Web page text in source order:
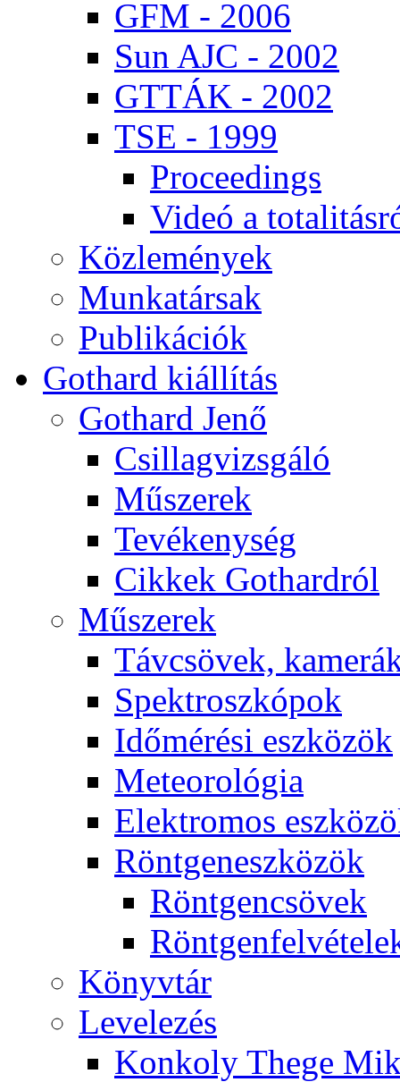
GFM - 2006
Sun AJC - 2002
GT­TÁK - 2002
TSE - 1999
Pro­ce­e­dings
Vi­deó a
Köz­le­mé­nyek
Mun­ka­tár­sak
Pub­li­ká­ci­ók
Got­hard ki­ál­lí­tás
Got­hard Je­nő
Csil­lag­vizs­gá­ló
Mű­sze­rek
Te­vé­keny­ség
Cik­kek Got­hard­ról
Mű­sze­rek
Táv­csö­vek,
Spekt­rosz­kó­pok
Idő­mé­ré­si esz­kö­zök
Me­te­o­ro­ló­gia
Elekt­ro­mos
Rönt­gen­esz­kö­zök
Rönt­gen­csö­vek
Könyv­tár
Le­ve­le­zés
Kon­koly The­ge